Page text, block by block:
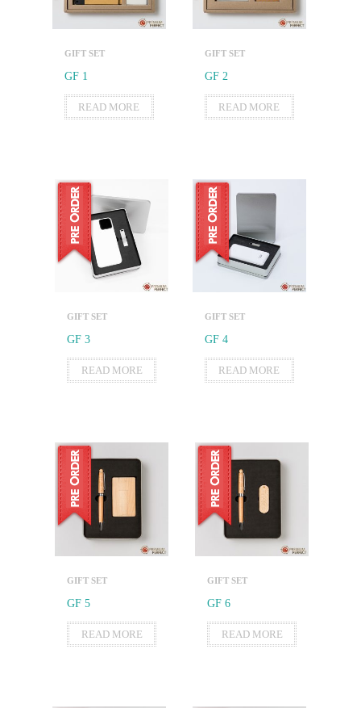
GIFT SET
GF 1
READ MORE
GIFT SET
GF 2
READ MORE
GIFT SET
GF 3
READ MORE
GIFT SET
GF 4
READ MORE
GIFT SET
GF 5
READ MORE
GIFT SET
GF 6
READ MORE